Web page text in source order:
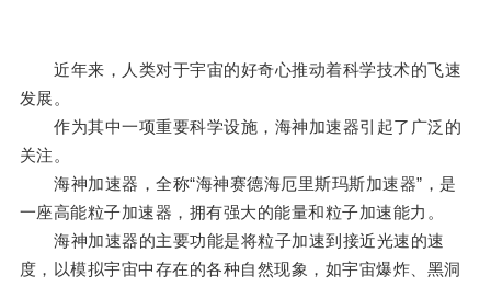
近年来，人类对于宇宙的好奇心推动着科学技术的飞速
发展。
作为其中一项重要科学设施，海神加速器引起了广泛的
关注。
海神加速器，全称“海神赛德海厄里斯玛斯加速器”，是
一座高能粒子加速器，拥有强大的能量和粒子加速能力。
海神加速器的主要功能是将粒子加速到接近光速的速
度，以模拟宇宙中存在的各种自然现象，如宇宙爆炸、黑洞